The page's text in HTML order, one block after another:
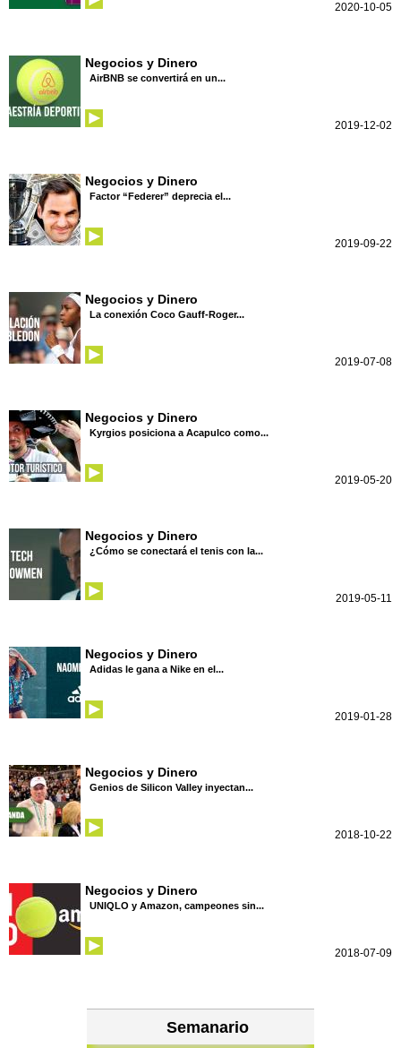
2020-10-05
Negocios y Dinero
AirBNB se convertirá en un...
2019-12-02
Negocios y Dinero
Factor “Federer” deprecia el...
2019-09-22
Negocios y Dinero
La conexión Coco Gauff-Roger...
2019-07-08
Negocios y Dinero
Kyrgios posiciona a Acapulco como...
2019-05-20
Negocios y Dinero
¿Cómo se conectará el tenis con la...
2019-05-11
Negocios y Dinero
Adidas le gana a Nike en el...
2019-01-28
Negocios y Dinero
Genios de Silicon Valley inyectan...
2018-10-22
Negocios y Dinero
UNIQLO y Amazon, campeones sin...
2018-07-09
Semanario